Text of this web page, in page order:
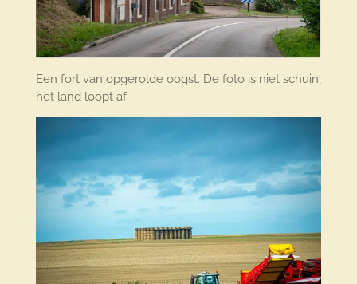
Een fort van opgerolde oogst. De foto is niet schuin,
het land loopt af.